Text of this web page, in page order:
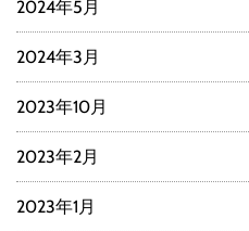
2024年5月
2024年3月
2023年10月
2023年2月
2023年1月